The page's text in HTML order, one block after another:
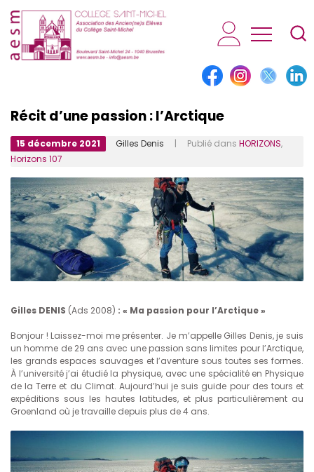
AESM...
Récit d’une passion : l’Arctique
15 décembre 2021 Gilles Denis | Publié dans HORIZONS,
Horizons 107
Gilles DENIS (Ads 2008) : « Ma passion pour l’Arctique »
Bonjour ! Laissez-moi me présenter. Je m’appelle Gilles Denis, je suis
un homme de 29 ans avec une passion sans limites pour l’Arctique,
les grands espaces sauvages et l’aventure sous toutes ses formes.
À l’université j’ai étudié la physique, avec une spécialité en Physique
de la Terre et du Climat. Aujourd’hui je suis guide pour des tours et
expéditions sous les hautes latitudes, et plus particulièrement au
Groenland où je travaille depuis plus de 4 ans.